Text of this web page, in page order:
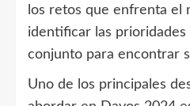
los retos que enfrenta el
identificar las prioridades
conjunto para encontrar
Uno de los principales